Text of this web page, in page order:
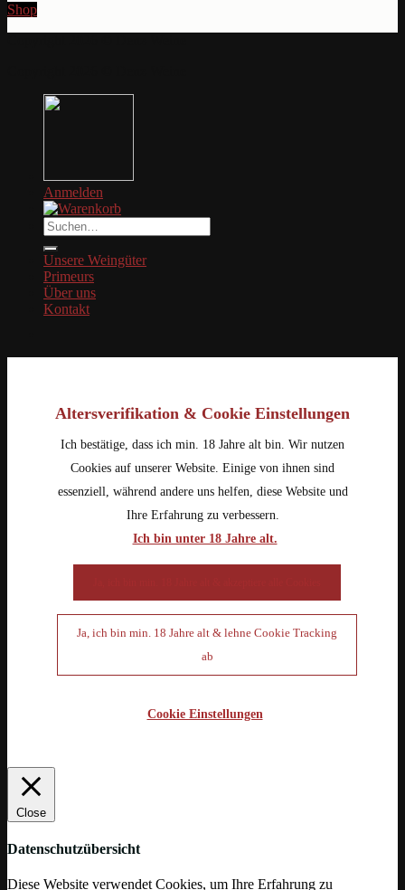
Shop
Anmelden
Suche
nach:
Unsere Weingüter
Primeurs
Über uns
Kontakt
Altersverifikation & Cookie Einstellungen
Ich bestätige, dass ich min. 18 Jahre alt bin. Wir nutzen
Cookies auf unserer Website. Einige von ihnen sind
essenziell, während andere uns helfen, diese Website und
Ihre Erfahrung zu verbessern.
Ich bin unter 18 Jahre alt.
Ja, ich bin min. 18 Jahre alt & lehne Cookie Tracking
ab
Cookie Einstellungen
Close
Datenschutzübersicht
Diese Website verwendet Cookies, um Ihre Erfahrung zu